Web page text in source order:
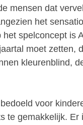
mensen dat
het
spelconcept is
moet zetten,
kleurenblind,
voor
te gemakkelijk.